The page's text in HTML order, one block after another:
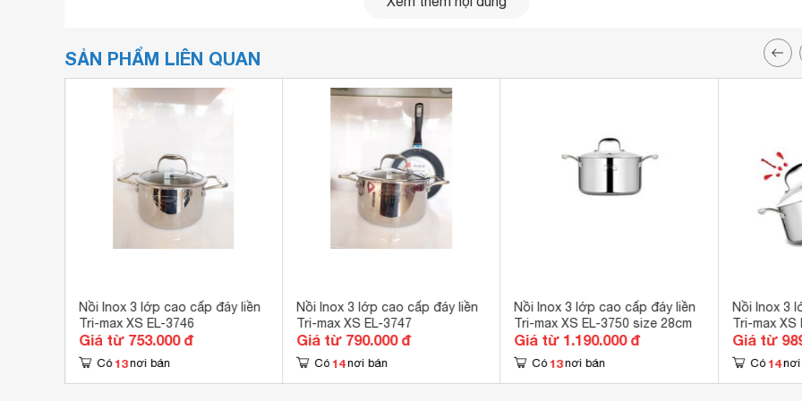
Chất liệu inox 304 cao cấp, tuyệt đối an toàn
SẢN PHẨM LIÊN QUAN
Nồi Inox 3 lớp cao cấp đáy liền
Tri-max XS EL-3746
Giá từ 753.000 đ
Có 13 nơi bán
Nồi Inox 3 lớp cao cấp đáy liền
Tri-max XS EL-3747
Giá từ 790.000 đ
Có 14 nơi bán
Nồi Inox 3 lớp cao cấp đáy liền
Tri-max XS EL-3750 size 28cm
Giá từ 1.190.000 đ
Có 13 nơi bán
Nồi Inox 3
Tri-max XS
Giá từ
Có 14 nơi